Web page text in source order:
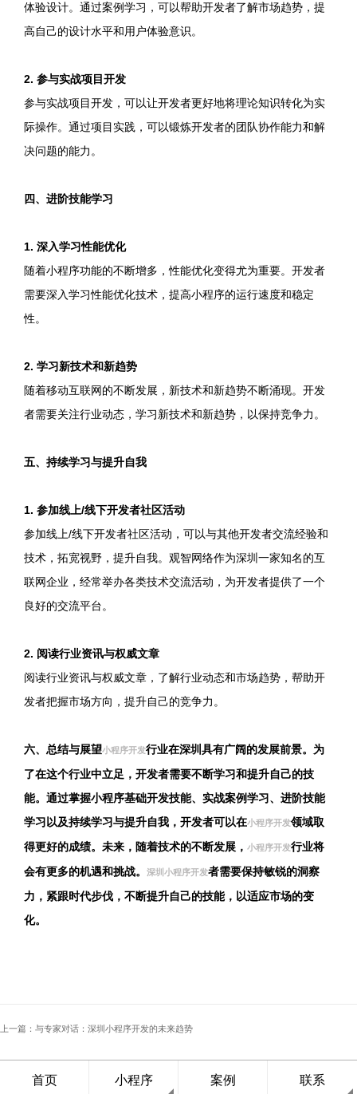
体验设计。通过案例学习，可以帮助开发者了解市场趋势，提
高自己的设计水平和用户体验意识。
2. 参与实战项目开发
参与实战项目开发，可以让开发者更好地将理论知识转化为实
际操作。通过项目实践，可以锻炼开发者的团队协作能力和解
决问题的能力。
四、进阶技能学习
1. 深入学习性能优化
随着小程序功能的不断增多，性能优化变得尤为重要。开发者
需要深入学习性能优化技术，提高小程序的运行速度和稳定
性。
2. 学习新技术和新趋势
随着移动互联网的不断发展，新技术和新趋势不断涌现。开发
者需要关注行业动态，学习新技术和新趋势，以保持竞争力。
五、持续学习与提升自我
1. 参加线上/线下开发者社区活动
参加线上/线下开发者社区活动，可以与其他开发者交流经验和
技术，拓宽视野，提升自我。观智网络作为深圳一家知名的互
联网企业，经常举办各类技术交流活动，为开发者提供了一个
良好的交流平台。
2. 阅读行业资讯与权威文章
阅读行业资讯与权威文章，了解行业动态和市场趋势，帮助开
发者把握市场方向，提升自己的竞争力。
六、总结与展望小程序开发行业在深圳具有广阔的发展前景。为
了在这个行业中立足，开发者需要不断学习和提升自己的技
能。通过掌握小程序基础开发技能、实战案例学习、进阶技能
学习以及持续学习与提升自我，开发者可以在小程序开发领域取
得更好的成绩。未来，随着技术的不断发展， 小程序开发行业将
会有更多的机遇和挑战。
深圳小程序开发者需要保持敏锐的洞察
力，紧跟时代步伐，不断提升自己的技能，以适应市场的变
化。
上一篇：与专家对话：深圳小程序开发的未来趋势
下一篇：详解深圳小程序开发流程及关键环节
首页 小程序 案例 联系